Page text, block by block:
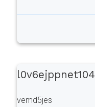
l0v6ejppnet104
vemd5jes